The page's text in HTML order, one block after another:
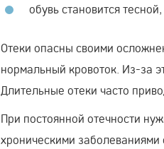
обувь становится
Отеки опасны своими
нормальный кровоток. Из-за
Длительные отеки часто
При постоянной отечности
хроническими заболеваниями